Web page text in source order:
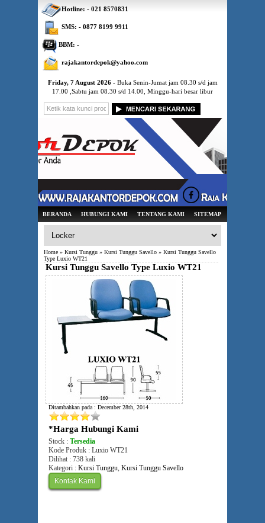
Friday, 7 August 2026- Buka Senin-Jumat jam 08.30 s/d jam
17.00 ,Sabtu jam 08.30 s/d 14.00, Minggu-hari besar libur
BERANDA HUBUNGI KAMI TENTANG KAMI SITEMAP
Home » Kursi Tunggu » Kursi Tunggu Savello » Kursi Tunggu Savello
Type Luxio WT21
Kursi Tunggu Savello Type Luxio WT21
Ditambahkan pada : December 28th, 2014
*Harga Hubungi Kami
Stock : Tersedia
Kode Produk : Luxio WT21
Dilihat : 738 kali
Kategori : Kursi Tunggu, Kursi Tunggu Savello
Kontak Kami
Hotline: - 021 8570831
SMS: - 0877 8199 9911
BBM: -
rajakantordepok@yahoo.com